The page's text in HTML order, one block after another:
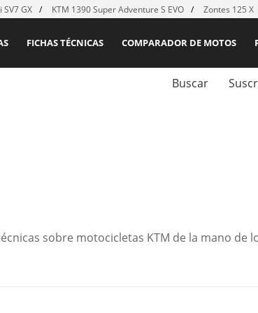
SV7 GX KTM 1390 Super Adventure S EVO Zontes 125 X
COMPARADOR DE MOTOS
FICHAS TÉCNICAS
Buscar
sobre motocicletas KTM de la mano de